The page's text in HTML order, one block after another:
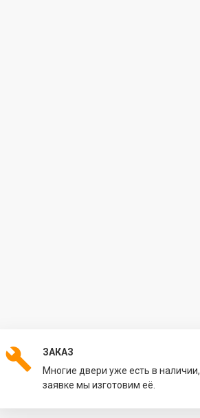
ЗАКАЗ
Многие двери уже есть в
заявке мы изготовим её.